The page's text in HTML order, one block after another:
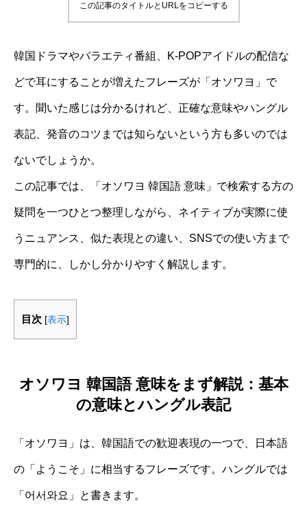
この記事のタイトルとURLをコピーする
韓国ドラマやバラエティ番組、K-POPアイドルの配信な
どで耳にすることが増えたフレーズが「オソワヨ」で
す。聞いた感じは分かるけれど、正確な意味やハングル
表記、発音のコツまでは知らないという方も多いのでは
ないでしょうか。
この記事では、「オソワヨ 韓国語 意味」で検索する方の
疑問を一つひとつ整理しながら、ネイティブが実際に使
うニュアンス、似た表現との違い、SNSでの使い方まで
専門的に、しかし分かりやすく解説します。
目次 [表示]
オソワヨ 韓国語 意味をまず解説：基本
の意味とハングル表記
「オソワヨ」は、韓国語での歓迎表現の一つで、日本語
の「ようこそ」に相当するフレーズです。ハングルでは
「어서와요」と書きます。